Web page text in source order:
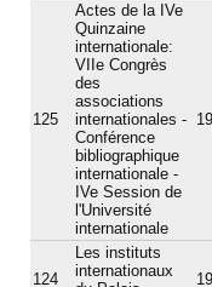
125
Actes de la IVe
Quinzaine
internationale:
VIIe Congrès
des
associations
internationales -
Conférence
bibliographique
internationale -
IVe Session de
l'Université
internationale
124
Les instituts
internationaux